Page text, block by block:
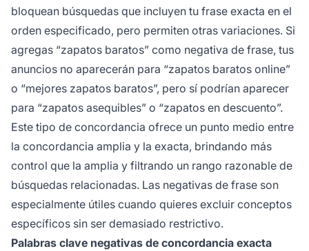
bloquean búsquedas que incluyen tu frase exacta en el
orden especificado, pero permiten otras variaciones. Si
agregas “zapatos baratos” como negativa de frase, tus
anuncios no aparecerán para “zapatos baratos online”
o “mejores zapatos baratos”, pero sí podrían aparecer
para “zapatos asequibles” o “zapatos en descuento”.
Este tipo de concordancia ofrece un punto medio entre
la concordancia amplia y la exacta, brindando más
control que la amplia y filtrando un rango razonable de
búsquedas relacionadas. Las negativas de frase son
especialmente útiles cuando quieres excluir conceptos
específicos sin ser demasiado restrictivo.
Palabras clave negativas de concordancia exacta